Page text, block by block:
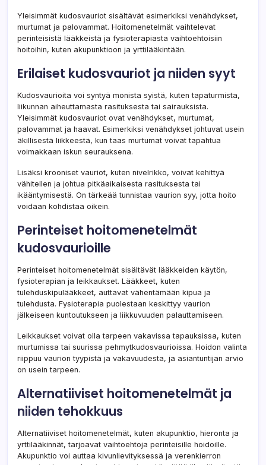
Yleisimmät kudosvauriot sisältävät esimerkiksi venähdykset,
murtumat ja palovammat. Hoitomenetelmät vaihtelevat
perinteisistä lääkkeistä ja fysioterapiasta vaihtoehtoisiin
hoitoihin, kuten akupunktioon ja yrttilääkintään.
Erilaiset kudosvauriot ja niiden syyt
Kudosvaurioita voi syntyä monista syistä, kuten tapaturmista,
liikunnan aiheuttamasta rasituksesta tai sairauksista.
Yleisimmät kudosvauriot ovat venähdykset, murtumat,
palovammat ja haavat. Esimerkiksi venähdykset johtuvat usein
äkillisestä liikkeestä, kun taas murtumat voivat tapahtua
voimakkaan iskun seurauksena.
Lisäksi krooniset vauriot, kuten nivelrikko, voivat kehittyä
vähitellen ja johtua pitkäaikaisesta rasituksesta tai
ikääntymisestä. On tärkeää tunnistaa vaurion syy, jotta hoito
voidaan kohdistaa oikein.
Perinteiset hoitomenetelmät
kudosvaurioille
Perinteiset hoitomenetelmät sisältävät lääkkeiden käytön,
fysioterapian ja leikkaukset. Lääkkeet, kuten
tulehduskipulääkkeet, auttavat vähentämään kipua ja
tulehdusta. Fysioterapia puolestaan keskittyy vaurion
jälkeiseen kuntoutukseen ja liikkuvuuden palauttamiseen.
Leikkaukset voivat olla tarpeen vakavissa tapauksissa, kuten
murtumissa tai suurissa pehmytkudosvaurioissa. Hoidon valinta
riippuu vaurion tyypistä ja vakavuudesta, ja asiantuntijan arvio
on usein tarpeen.
Alternatiiviset hoitomenetelmät ja
niiden tehokkuus
Alternatiiviset hoitomenetelmät, kuten akupunktio, hieronta ja
yrttilääkinnät, tarjoavat vaihtoehtoja perinteisille hoidoille.
Akupunktio voi auttaa kivunlievityksessä ja verenkierron